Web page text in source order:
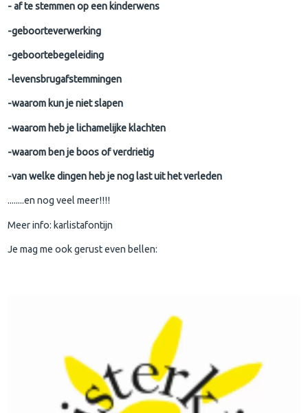
- af te stemmen op een kinderwens
-geboorteverwerking
-geboortebegeleiding
-levensbrugafstemmingen
-waarom kun je niet slapen
-waarom heb je lichamelijke klachten
-waarom ben je boos of verdrietig
-van welke dingen heb je nog last uit het verleden
........en nog veel meer!!!!
Meer info: karlistafontijn
Je mag me ook gerust even bellen: